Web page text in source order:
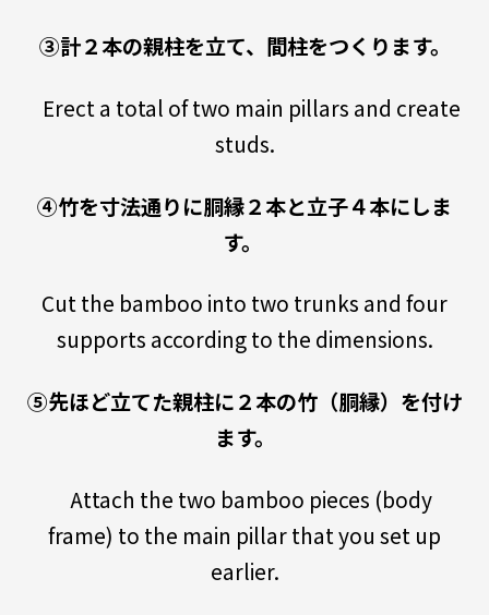
③計２本の親柱を立て、間柱をつくります。
Erect a total of two main pillars and create
studs.
④竹を寸法通りに胴縁２本と立子４本にしま
す。
Cut the bamboo into two trunks and four
supports according to the dimensions.
⑤先ほど立てた親柱に２本の竹（胴縁）を付け
ます。
Attach the two bamboo pieces (body
frame) to the main pillar that you set up
earlier.